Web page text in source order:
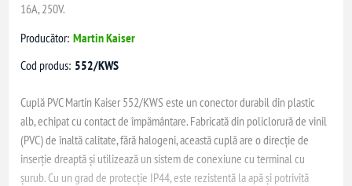
16A, 250V.
Producător: Martin Kaiser
Cod produs: 552/KWS
Cuplă PVC Martin Kaiser 552/KWS este un conector durabil din plastic
alb, echipat cu contact de împământare. Fabricată din policlorură de vinil
(PVC) de înaltă calitate, fără halogeni, această cuplă are o direcție de
inserție dreaptă și utilizează un sistem de conexiune cu terminal cu
șurub. Cu un grad de protecție IP44, este rezistentă la apă și potrivită